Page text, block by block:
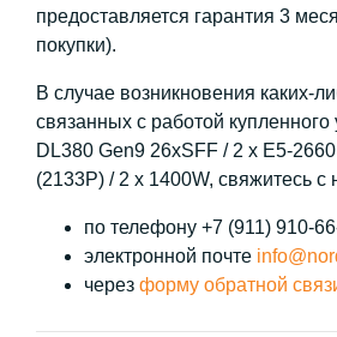
предоставляется гарантия 3
покупки).
В случае возникновения каких-
связанных с работой
DL380 Gen9 26xSFF / 2 x E5-
(2133P) / 2 x 1400W, свяжитесь с
по телефону +7 (911) 910-
электронной почте
через форму обратной